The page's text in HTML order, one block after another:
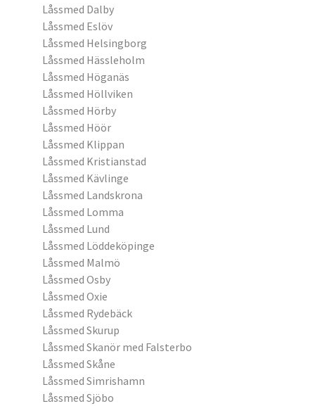
Låssmed Dalby
Låssmed Eslöv
Låssmed Helsingborg
Låssmed Hässleholm
Låssmed Höganäs
Låssmed Höllviken
Låssmed Hörby
Låssmed Höör
Låssmed Klippan
Låssmed Kristianstad
Låssmed Kävlinge
Låssmed Landskrona
Låssmed Lomma
Låssmed Lund
Låssmed Löddeköpinge
Låssmed Malmö
Låssmed Osby
Låssmed Oxie
Låssmed Rydebäck
Låssmed Skurup
Låssmed Skanör med Falsterbo
Låssmed Skåne
Låssmed Simrishamn
Låssmed Sjöbo